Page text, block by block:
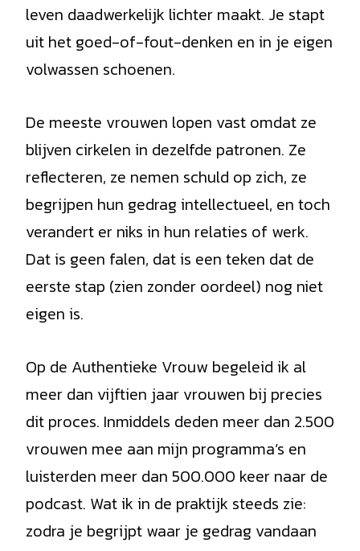
leven daadwerkelijk lichter maakt. Je stapt
uit het goed-of-fout-denken en in je eigen
volwassen schoenen.
De meeste vrouwen lopen vast omdat ze
blijven cirkelen in dezelfde patronen. Ze
reflecteren, ze nemen schuld op zich, ze
begrijpen hun gedrag intellectueel, en toch
verandert er niks in hun relaties of werk.
Dat is geen falen, dat is een teken dat de
eerste stap (zien zonder oordeel) nog niet
eigen is.
Op de Authentieke Vrouw begeleid ik al
meer dan vijftien jaar vrouwen bij precies
dit proces. Inmiddels deden meer dan 2.500
vrouwen mee aan mijn programma’s en
luisterden meer dan 500.000 keer naar de
podcast. Wat ik in de praktijk steeds zie:
zodra je begrijpt waar je gedrag vandaan